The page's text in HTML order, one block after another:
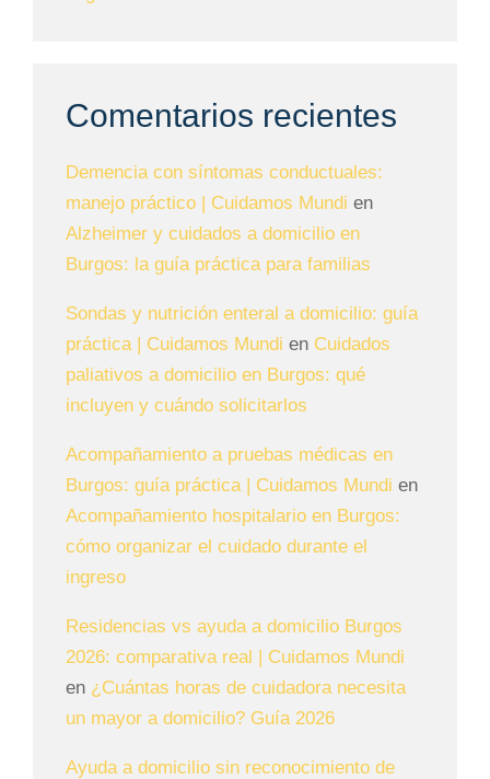
Comentarios recientes
Demencia con síntomas conductuales:
manejo práctico | Cuidamos Mundi en
Alzheimer y cuidados a domicilio en
Burgos: la guía práctica para familias
Sondas y nutrición enteral a domicilio: guía
práctica | Cuidamos Mundi en Cuidados
paliativos a domicilio en Burgos: qué
incluyen y cuándo solicitarlos
Acompañamiento a pruebas médicas en
Burgos: guía práctica | Cuidamos Mundi en
Acompañamiento hospitalario en Burgos:
cómo organizar el cuidado durante el
ingreso
Residencias vs ayuda a domicilio Burgos
2026: comparativa real | Cuidamos Mundi
en ¿Cuántas horas de cuidadora necesita
un mayor a domicilio? Guía 2026
Ayuda a domicilio sin reconocimiento de